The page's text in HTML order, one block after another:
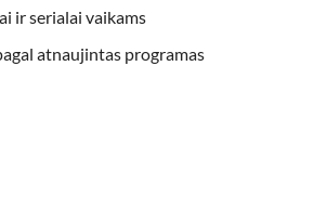
ir serialai vaikams
atnaujintas programas